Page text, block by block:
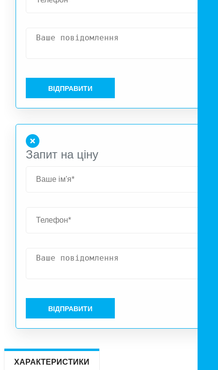
ліворуч. Додатковий бічний вхід Ø50 мм (у
компоненти, екологічно чисті. Протестовано за
стандартами: пристрої протестовано в TÜV Rheinland,
продуктивність та рівень шуму. Вентилятор
через спеціальний ВКЛ/Вимикач або вимикач
обладнаний таймером відключення 1-25хв та
ВІДПРАВИТИ
Запит на ціну
ВІДПРАВИТИ
ХАРАКТЕРИСТИКИ